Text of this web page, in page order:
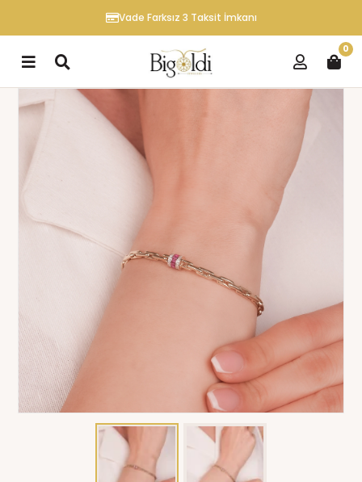
Vade Farksız 3 Taksit İmkanı
0